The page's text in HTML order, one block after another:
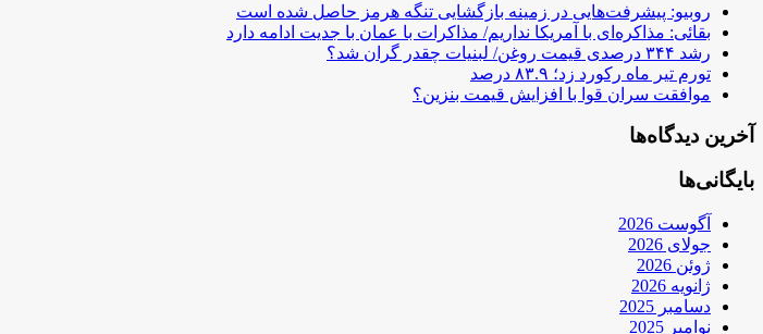
روبیو: پیشرفت‌هایی در زمینه بازگشایی تنگه هرمز حاصل شده است
بقائی: مذاکره‌ای با آمریکا نداریم/ مذاکرات با عمان با جدیت ادامه دارد
رشد ۳۴۴ درصدی قیمت روغن/ لبنیات چقدر گران شد؟
تورم تیر ماه رکورد زد؛ ۸۳.۹ درصد
موافقت سران قوا با افزایش قیمت بنزین؟
آخرین دیدگاه‌ها
بایگانی‌ها
آگوست 2026
جولای 2026
ژوئن 2026
ژانویه 2026
دسامبر 2025
نوامبر 2025